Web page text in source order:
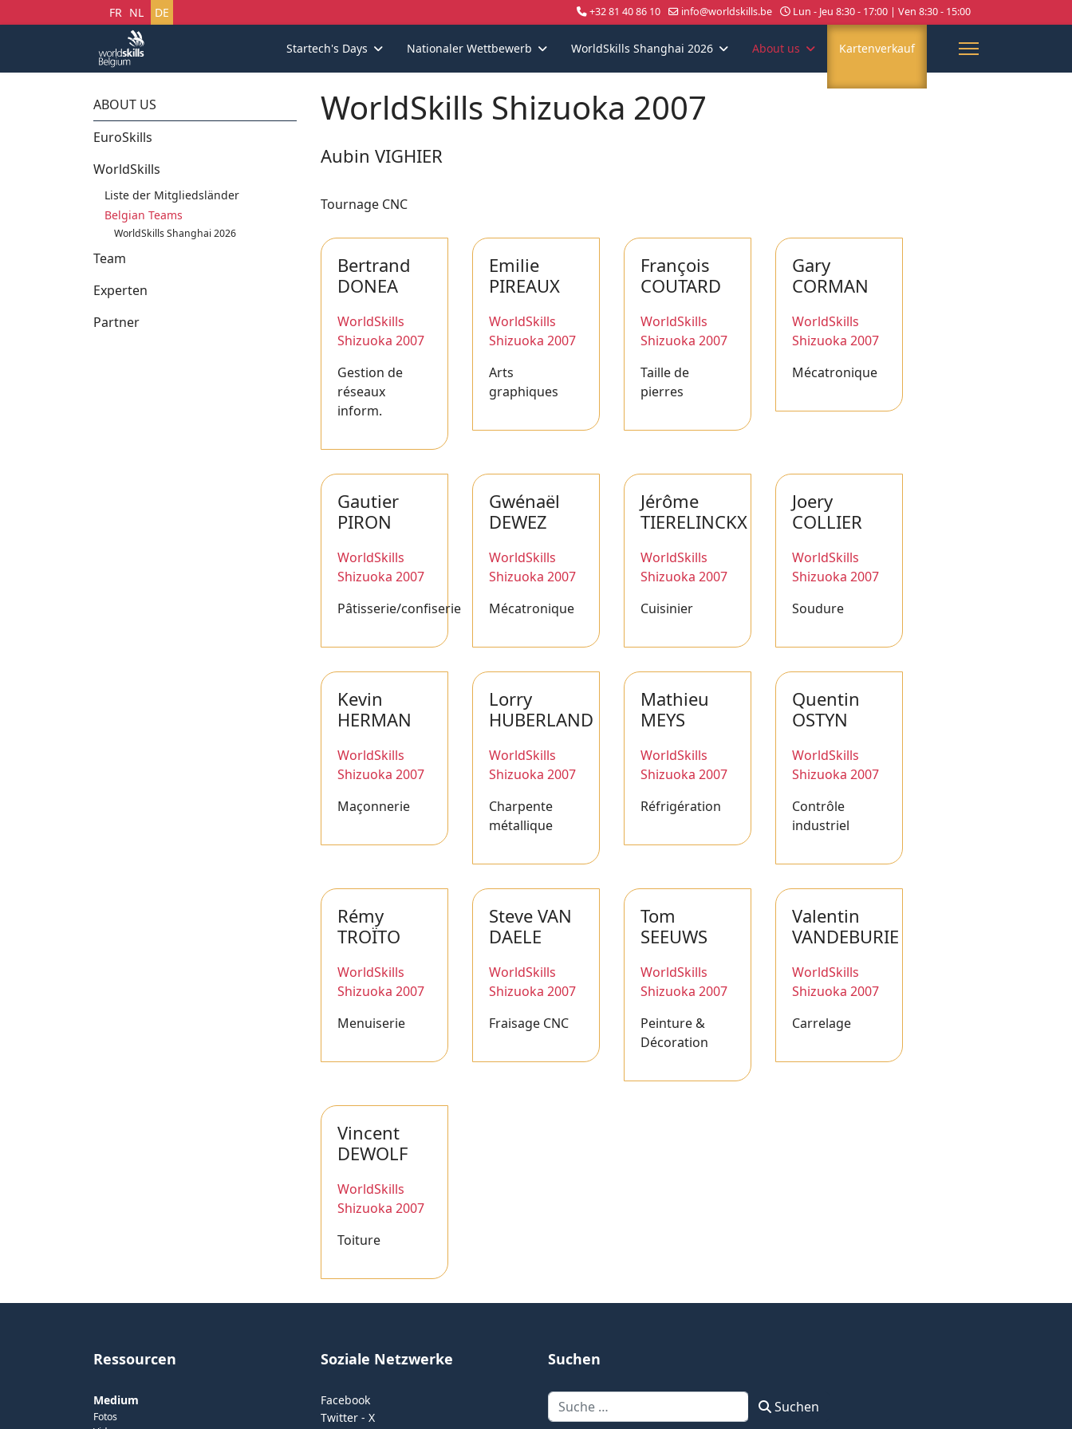
Sprache auswählen
FR NL DE +32 81 40 86 10 info@worldskills.be Lun - Jeu 8:30 - 17:00 | Ven 8:30 - 15:00
Startech's Days Nationaler Wettbewerb WorldSkills Shanghai 2026 About us Kartenverkauf
ABOUT US
EuroSkills
WorldSkills
Liste der Mitgliedsländer
Belgian Teams
WorldSkills Shanghai 2026
Team
Experten
Partner
WorldSkills Shizuoka 2007
Aubin VIGHIER
Tournage CNC
Bertrand
DONEA
WorldSkills
Shizuoka 2007
Gestion de
réseaux
inform.
Emilie
PIREAUX
WorldSkills
Shizuoka 2007
Arts
graphiques
François
COUTARD
WorldSkills
Shizuoka 2007
Taille de
pierres
Gary
CORMAN
WorldSkills
Shizuoka 2007
Mécatronique
Gautier
PIRON
WorldSkills
Shizuoka 2007
Pâtisserie/confiserie
Gwénaël
DEWEZ
WorldSkills
Shizuoka 2007
Mécatronique
Jérôme
TIERELINCKX
WorldSkills
Shizuoka 2007
Cuisinier
Joery
COLLIER
WorldSkills
Shizuoka 2007
Soudure
Kevin
HERMAN
WorldSkills
Shizuoka 2007
Maçonnerie
Lorry
HUBERLAND
WorldSkills
Shizuoka 2007
Charpente
métallique
Mathieu
MEYS
WorldSkills
Shizuoka 2007
Réfrigération
Quentin
OSTYN
WorldSkills
Shizuoka 2007
Contrôle
industriel
Rémy
TROÏTO
WorldSkills
Shizuoka 2007
Menuiserie
Steve VAN
DAELE
WorldSkills
Shizuoka 2007
Fraisage CNC
Tom
SEEUWS
WorldSkills
Shizuoka 2007
Peinture &
Décoration
Valentin
VANDEBURIE
WorldSkills
Shizuoka 2007
Carrelage
Vincent
DEWOLF
WorldSkills
Shizuoka 2007
Toiture
Ressourcen
Medium
Fotos
Soziale Netzwerke
Facebook
Twitter - X
Suchen
Suchen Suchen